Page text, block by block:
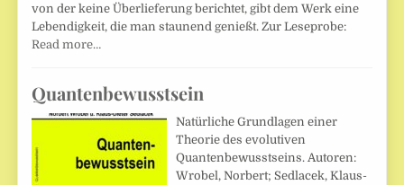
von der keine Überlieferung berichtet, gibt dem Werk eine
Lebendigkeit, die man staunend genießt. Zur Leseprobe:
Read more…
Quantenbewusstsein
Natürliche Grundlagen einer
Theorie des evolutiven
Quantenbewusstseins. Autoren:
Wrobel, Norbert; Sedlacek, Klaus-